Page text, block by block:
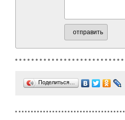
отправить
Поделиться…